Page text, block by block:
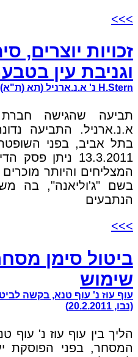
>>>
זכויות יוצרים,
וגניבת עין
H.Stern נ' א.נ.ארניל (תא (ת"א) 1253/05)
א.נ.ארניל. התביעה
בתל אביב, בפני
13.3.2011 ניתן
המצליחים והיותר
בשם "ג'וליאנה", בה
הנתבעים
>>>
ביטול סימן
שימוש
(נבו, 20.2.2011)
הליך בין עוף עוז נ' עוף
המסחר, בפני הפוסקת